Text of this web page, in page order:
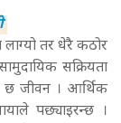
तर धेरै कठोर
सक्रियता
छ जीवन । आर्थिक
पछ्याइरन्छ ।